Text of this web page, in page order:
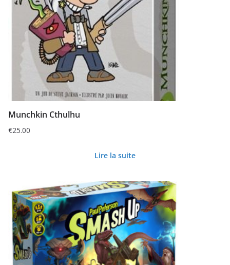
Munchkin Cthulhu
€25.00
Lire la suite